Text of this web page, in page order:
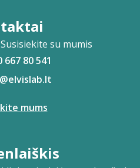
su mumis
667 80 541
mums